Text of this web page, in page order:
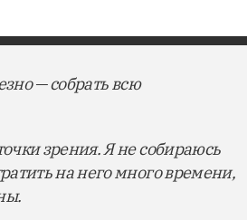
— собрать всю
зрения. Я не собираюсь
на него много времени,